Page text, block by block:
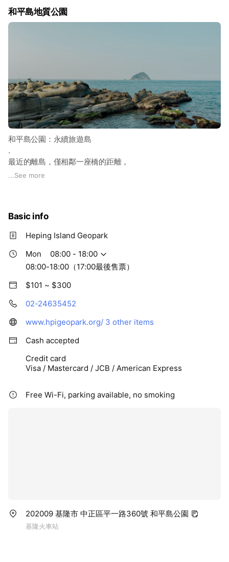
和平島地質公園
和平島公園：永續旅遊島
.
最近的離島，僅相鄰一座橋的距離，
小小區域裡人口並不多；
營業時間 08:00-18:00
...See more
Basic info
Heping Island Geopark
Mon
08:00 - 18:00
08:00-18:00（17:00最後售票）
$101 ~ $300
02-24635452
www.hpigeopark.org/ 3 other items
Cash accepted
Credit card
Visa / Mastercard / JCB / American Express
Free Wi-Fi, parking available, no smoking
202009 基隆市 中正區平一路360號 和平島公園
基隆火車站